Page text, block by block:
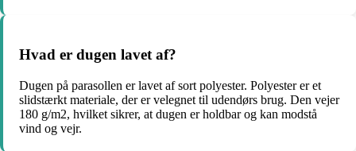
Hvad er dugen lavet af?
Dugen på parasollen er lavet af sort polyester. Polyester er et
slidstærkt materiale, der er velegnet til udendørs brug. Den vejer
180 g/m2, hvilket sikrer, at dugen er holdbar og kan modstå
vind og vejr.